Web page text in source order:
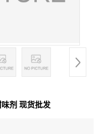
剂 现货批发